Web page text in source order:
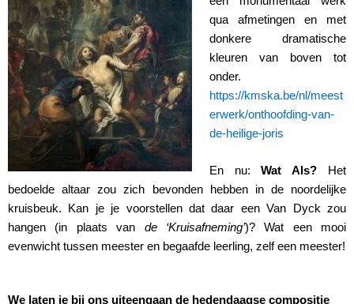
qua afmetingen en met
donkere dramatische
kleuren van boven tot
onder.
https://kmska.be/nl/meest
erwerk/onthoofding-van-
de-heilige-joris
En nu:Wat Als? Het
bedoelde altaar zou zich bevonden hebben in de noordelijke
kruisbeuk. Kan je je voorstellen dat daar een Van Dyck zou
hangen (in plaats van de ‘Kruisafneming’)? Wat een mooi
evenwicht tussen meester en begaafde leerling, zelf een meester!
We laten je bij ons uiteengaan de hedendaagse compositie